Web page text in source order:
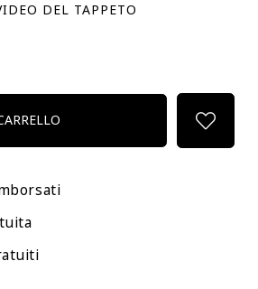
DEL TAPPETO